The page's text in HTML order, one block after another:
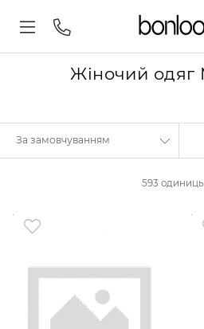
Жіночий одяг
593